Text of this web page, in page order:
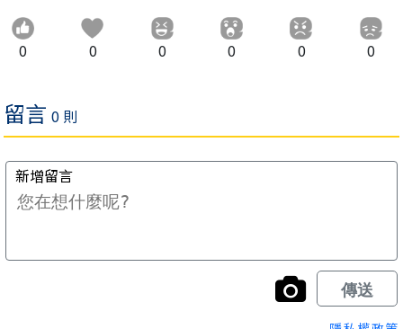
0 0 0 0 0 0